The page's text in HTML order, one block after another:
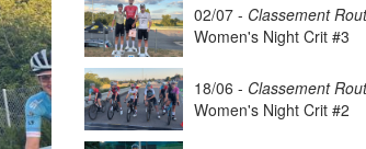
02/07 - Classement
Women's Night Crit #3
18/06 - Classement
Women's Night Crit #2